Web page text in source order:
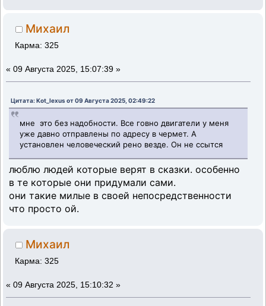
Михаил
Карма: 325
« 09 Августа 2025, 15:07:39 »
Цитата: Kot_lexus от 09 Августа 2025, 02:49:22
мне это без надобности. Все говно двигатели у меня
уже давно отправлены по адресу в чермет. А
установлен человеческий рено везде. Он не ссытся
люблю людей которые верят в сказки. особенно
в те которые они придумали сами.
они такие милые в своей непосредственности
что просто ой.
Михаил
Карма: 325
« 09 Августа 2025, 15:10:32 »